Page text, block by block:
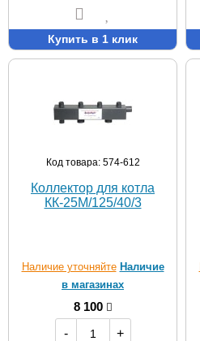
Купить в 1 клик
Код товара: 574-612
Коллектор для котла
КК-25M/125/40/3
Наличие уточняйте Наличие
в магазинах
8 100
-
+